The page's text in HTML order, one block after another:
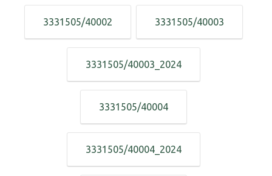
3331505/40002 3331505/40003
3331505/40003_2024
3331505/40004
3331505/40004_2024